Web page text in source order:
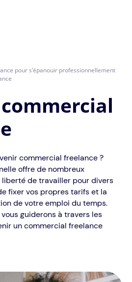
pour s'épanouir professionnellement
commercial freelance ?
offre de nombreux
liberté de travailler pour divers
fixer vos propres tarifs et la
de votre emploi du temps.
guiderons à travers les
un commercial freelance